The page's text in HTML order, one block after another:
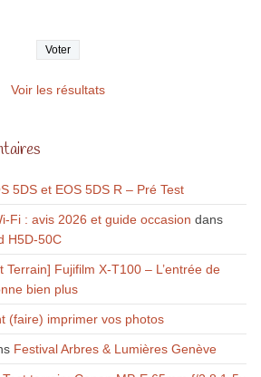
Voir les résultats
5DS et EOS 5DS R – Pré Test
Fi : avis 2026 et guide occasion dans
H5D-50C
Terrain] Fujifilm X-T100 – L’entrée de
bien plus
(faire) imprimer vos photos
Festival Arbres & Lumières Genève